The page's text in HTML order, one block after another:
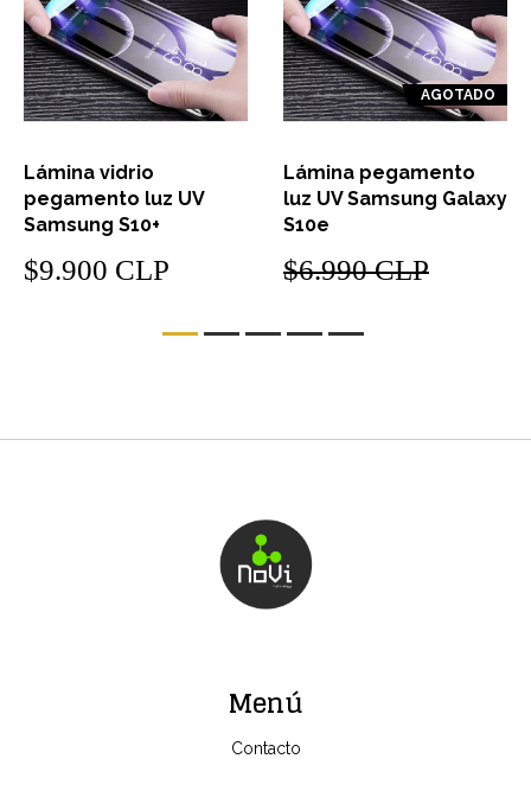
Lámina vidrio
pegamento luz UV
Samsung S10+
$9.900 CLP
AGOTADO
Lámina pegamento
luz UV Samsung Galaxy
S10e
$6.990 CLP
Menú
Contacto